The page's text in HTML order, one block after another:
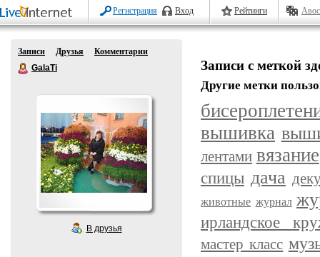
Регистрация Вход Рейтинги
Записи Друзья
Комментарии
GalaTi
В друзья
Записи с меткой
Другие метки
вышивка
лентами вязание
спицы дача
животные журнал
ирландское
мастер класс